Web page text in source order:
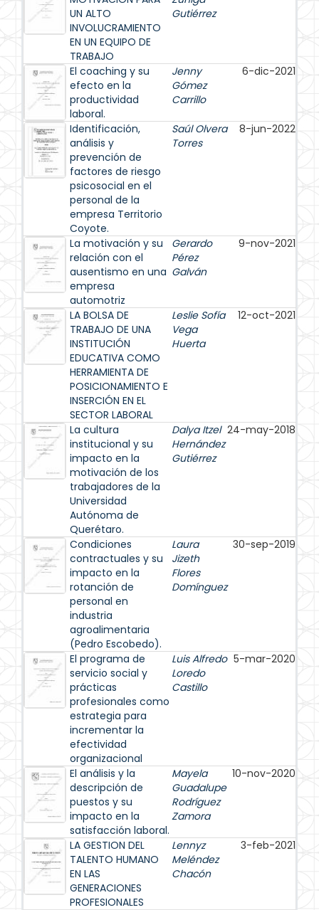
UN ALTO
INVOLUCRAMIENTO
EN UN EQUIPO DE
TRABAJO
Gutiérrez
El coaching y su
efecto en la
productividad
laboral.
Jenny
Gómez
Carrillo
6-dic-2021
Identificación,
análisis y
prevención de
factores de riesgo
psicosocial en el
personal de la
empresa Territorio
Coyote.
Saúl Olvera
Torres
8-jun-2022
La motivación y su
relación con el
ausentismo en una
empresa
automotriz
Gerardo
Pérez
Galván
9-nov-2021
LA BOLSA DE
TRABAJO DE UNA
INSTITUCIÓN
EDUCATIVA COMO
HERRAMIENTA DE
POSICIONAMIENTO E
INSERCIÓN EN EL
SECTOR LABORAL
Leslie Sofía
Vega
Huerta
12-oct-2021
La cultura
institucional y su
impacto en la
motivación de los
trabajadores de la
Universidad
Autónoma de
Querétaro.
Dalya Itzel
Hernández
Gutiérrez
24-may-2018
Condiciones
contractuales y su
impacto en la
rotanción de
personal en
industria
agroalimentaria
(Pedro Escobedo).
Laura
Jizeth
Flores
Domínguez
30-sep-2019
El programa de
servicio social y
prácticas
profesionales como
estrategia para
incrementar la
efectividad
organizacional
Luis Alfredo
Loredo
Castillo
5-mar-2020
El análisis y la
descripción de
puestos y su
impacto en la
satisfacción laboral.
Mayela
Guadalupe
Rodríguez
Zamora
10-nov-2020
LA GESTION DEL
TALENTO HUMANO
EN LAS
GENERACIONES
PROFESIONALES
Lennyz
Meléndez
Chacón
3-feb-2021